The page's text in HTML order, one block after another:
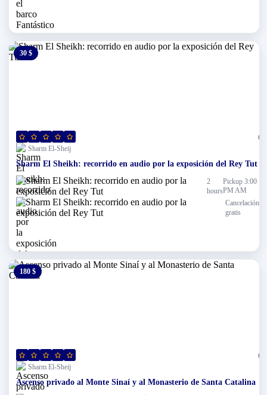
30 $
(0)
Sharm El-Sheij
Sharm El Sheikh: recorrido en audio por la exposición del Rey Tut
2
hours
Pickup 3:00
PM AM
Cancelación
gratis
180 $
(0)
Sharm El-Sheij
Ascenso privado al Monte Sinaí y al Monasterio de Santa Catalina